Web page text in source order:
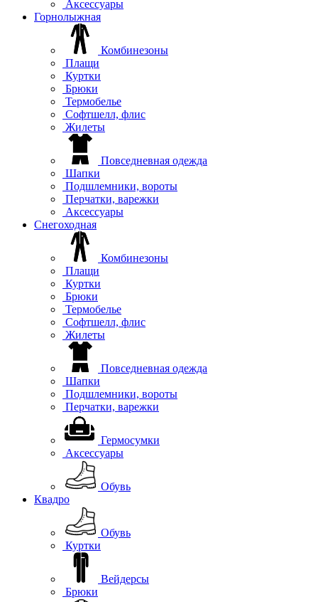
Аксессуары
Горнолыжная
Комбинезоны
Плащи
Куртки
Брюки
Термобелье
Софтшелл, флис
Жилеты
Повседневная одежда
Шапки
Подшлемники, вороты
Перчатки, варежки
Аксессуары
Снегоходная
Комбинезоны
Плащи
Куртки
Брюки
Термобелье
Софтшелл, флис
Жилеты
Повседневная одежда
Шапки
Подшлемники, вороты
Перчатки, варежки
Гермосумки
Аксессуары
Обувь
Квадро
Обувь
Куртки
Вейдерсы
Брюки